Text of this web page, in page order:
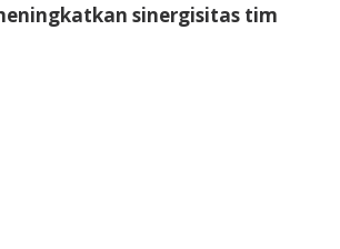
sinergisitas tim